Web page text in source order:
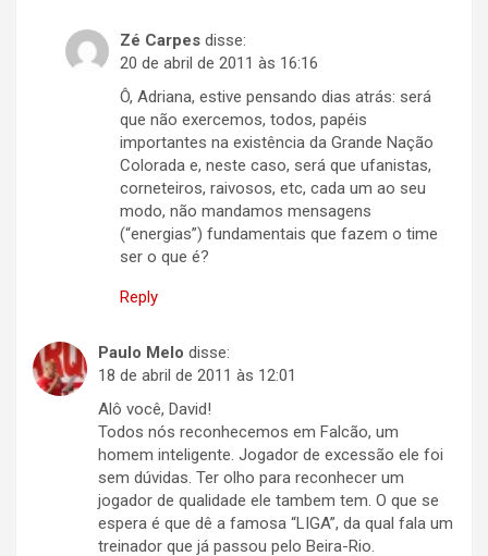
Zé Carpes disse:
20 de abril de 2011 às 16:16
Ô, Adriana, estive pensando dias atrás: será
que não exercemos, todos, papéis
importantes na existência da Grande Nação
Colorada e, neste caso, será que ufanistas,
corneteiros, raivosos, etc, cada um ao seu
modo, não mandamos mensagens
(“energias”) fundamentais que fazem o time
ser o que é?
Reply
Paulo Melo disse:
18 de abril de 2011 às 12:01
Alô você, David!
Todos nós reconhecemos em Falcão, um
homem inteligente. Jogador de excessão ele foi
sem dúvidas. Ter olho para reconhecer um
jogador de qualidade ele tambem tem. O que se
espera é que dê a famosa “LIGA”, da qual fala um
treinador que já passou pelo Beira-Rio.